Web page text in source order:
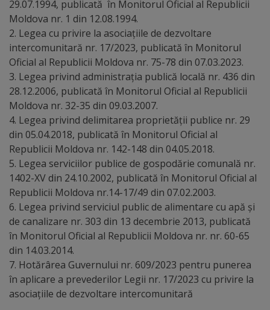
Dispoziții
Regulamente
Rapoarte
Consultări
publice
Achiziții
publice
Rezultate/Atribuiri
Planuri/
Rapoarte
29.07.1994, publicată în Monitorul Oficial al Republicii
Moldova nr. 1 din 12.08.1994.
2. Legea cu privire la asociațiile de dezvoltare
intercomunitară nr. 17/2023, publicată în Monitorul
Oficial al Republicii Moldova nr. 75-78 din 07.03.2023.
3. Legea privind administraţia publică locală nr. 436 din
28.12.2006, publicată în Monitorul Oficial al Republicii
Moldova nr. 32-35 din 09.03.2007.
4. Legea privind delimitarea proprietăţii publice nr. 29
din 05.04.2018, publicată în Monitorul Oficial al
Republicii Moldova nr. 142-148 din 04.05.2018.
5. Legea serviciilor publice de gospodărie comunală nr.
1402-XV din 24.10.2002, publicată în Monitorul Oficial al
Republicii Moldova nr.14-17/49 din 07.02.2003.
6. Legea privind serviciul public de alimentare cu apă şi
de canalizare nr. 303 din 13 decembrie 2013, publicată
în Monitorul Oficial al Republicii Moldova nr. nr. 60-65
din 14.03.2014.
7. Hotărârea Guvernului nr. 609/2023 pentru punerea
în aplicare a prevederilor Legii nr. 17/2023 cu privire la
asociațiile de dezvoltare intercomunitară